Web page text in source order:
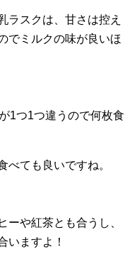
ラスクは、甘さは控え
でミルクの味が良いほ
1つ1つ違うので何枚食
べても良いですね。
ーや紅茶とも合うし、
いますよ！